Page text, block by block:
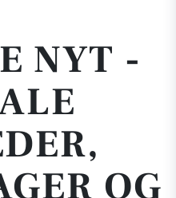
NYT -
OG